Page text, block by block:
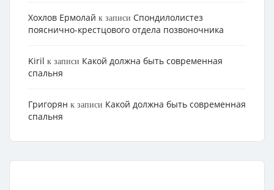
Хохлов Ермолай к записи Cпондилолистез
пояснично-крестцового отдела позвоночника
Kiril к записи Какой должна быть современная
спальня
Григорян к записи Какой должна быть современная
спальня